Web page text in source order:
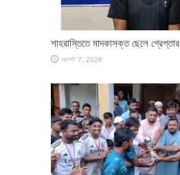
শাহরাস্তিতে মাদকাসক্ত ছেলে গ্রেপ্তার
আগস্ট 7, 2026